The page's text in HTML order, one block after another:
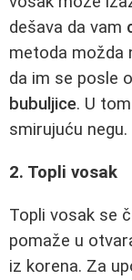
dešava da vam
metoda možda
da im se posle
bubuljice. U
smirujuću negu.
2. Topli vosak
Topli vosak se
pomaže u
iz korena. Za